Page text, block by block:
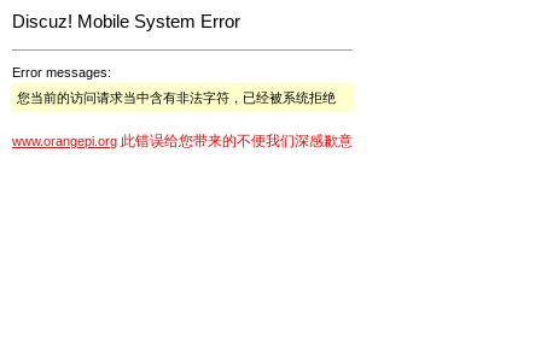
Discuz! Mobile System Error
Error messages:
您当前的访问请求当中含有非法字符，已经被系统拒绝
www.orangepi.org 此错误给您带来的不便我们深感歉意